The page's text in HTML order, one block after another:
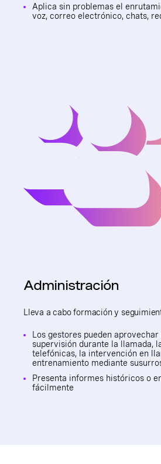
Aplica sin problemas el
voz, correo electrónico, chats,
Administración
Lleva a cabo formación y
Los gestores pueden
supervisión durante la llamada,
telefónicas, la intervención en
entrenamiento mediante
Presenta informes históricos o
fácilmente